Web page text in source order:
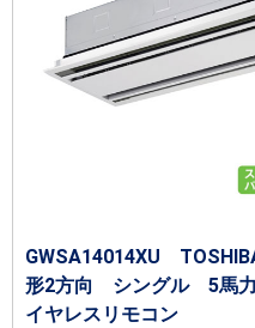
GWSA14014XU
形2方向 シングル 5馬
イヤレスリモコン